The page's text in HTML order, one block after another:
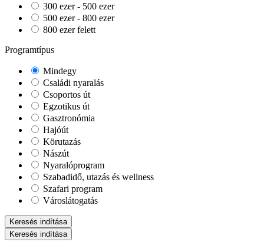
300 ezer - 500 ezer
500 ezer - 800 ezer
800 ezer felett
Programtípus
Mindegy
Családi nyaralás
Csoportos út
Egzotikus út
Gasztronómia
Hajóút
Körutazás
Nászút
Nyaralóprogram
Szabadidő, utazás és wellness
Szafari program
Városlátogatás
Keresés indítása
Keresés indítása